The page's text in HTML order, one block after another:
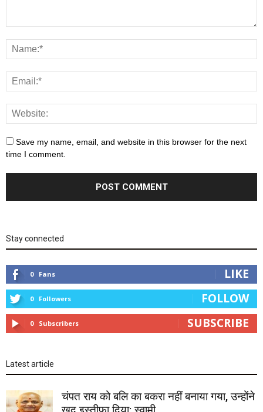
Save my name, email, and website in this browser for the next
time I comment.
Stay connected
0 Fans LIKE
0 Followers FOLLOW
0 Subscribers SUBSCRIBE
Latest article
चंपत राय को बलि का बकरा नहीं बनाया गया, उन्होंने